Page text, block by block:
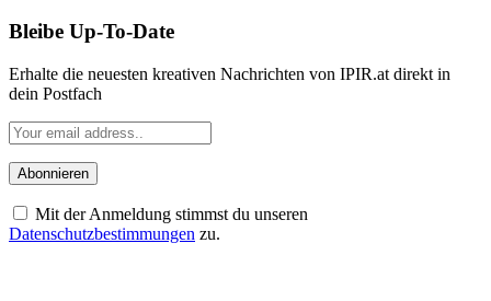
Bleibe Up-To-Date
Erhalte die neuesten kreativen Nachrichten von IPIR.at direkt in
dein Postfach
Mit der Anmeldung stimmst du unseren
Datenschutzbestimmungen zu.